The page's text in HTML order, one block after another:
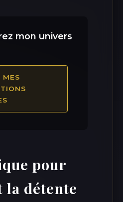
mon univers
MES
pour
détente